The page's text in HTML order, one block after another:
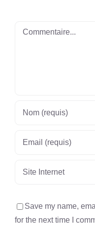
Commentaire
Save my name,
for the next time I